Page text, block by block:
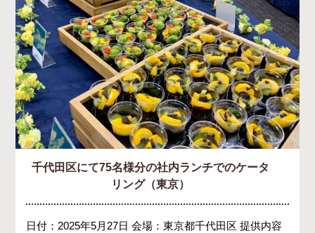
千代田区にて75名様分の社内ランチでのケータ
リング（東京）
日付：2025年5月27日 会場：東京都千代田区 提供内容